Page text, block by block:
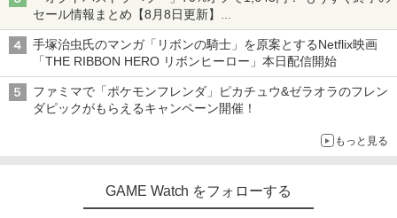
4
コナミデジタルエンタテインメント 【J
oshinオリジナル特典付】【PS5】SILE
NT HILL: Townfall [ELJM-30996 PS5
サイレントヒル タウンフォ-ル]
スクウェア・エニックス ファイナルファ
￥6,510
￥770
送料無料【液晶 ミニ ゲーム機 キー
ホルダー ROCKET 6cm】おもしろ雑
貨 ゲームウォッチ 景品 粗品 携
帯 GAME 暇つぶし ミニゲーム 携
池 携帯ゲーム 平成レトロ レトロ
￥980
【中古】 うる星やつら2 ビューティフ
ル・ドリーマー デジタルリマスター版 B
lu-ray / 東宝 [Blu-ray]【ネコポス発送】
￥3,870
￥3,954
セール情報まとめ【8月8日更新】
ニンテンドーeショップでは「大神 絶景版」が67%オフで990円
手塚治虫氏のマンガ「リボンの騎士」を原案とするNetflix映画
「THE RIBBON HERO リボンヒーロー」本日配信開始
ファミマで「ポケモンフレンダ」ピカチュウ&ゼラオラのフレン
ダピックがもらえるキャンペーン開催！
もっと見る
GAME Watch をフォローする